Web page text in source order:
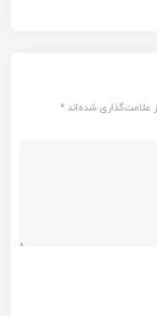
علامت‌گذاری شده‌اند*